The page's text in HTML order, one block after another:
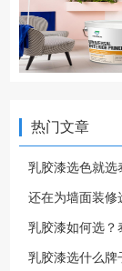
热门文章
还在为墙面装修